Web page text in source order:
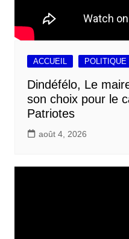
ACCUEIL POLITIQUE
Dindéfélo, Le
son choix pour le
Patriotes
août 4, 2026